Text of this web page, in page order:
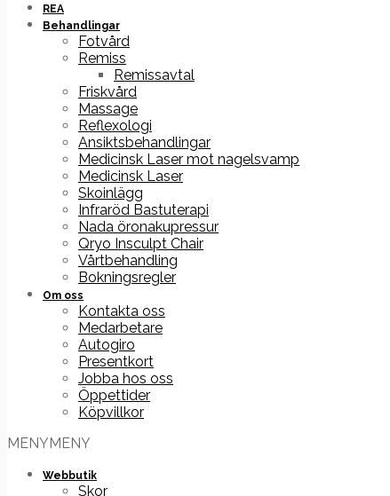
REA
Behandlingar
Fotvård
Remiss
Remissavtal
Friskvård
Massage
Reflexologi
Ansiktsbehandlingar
Medicinsk Laser mot nagelsvamp
Medicinsk Laser
Skoinlägg
Infraröd Bastuterapi
Nada öronakupressur
Qryo Insculpt Chair
Vårtbehandling
Bokningsregler
Om oss
Kontakta oss
Medarbetare
Autogiro
Presentkort
Jobba hos oss
Öppettider
Köpvillkor
MENYMENY
Webbutik
Skor